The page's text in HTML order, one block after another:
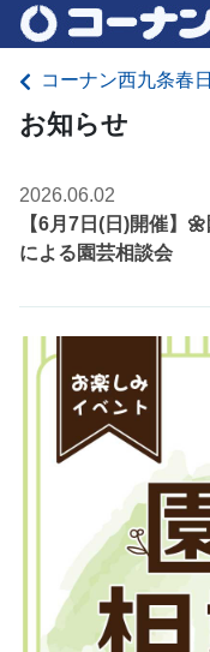
コーナン西九条春
お知らせ
2026.06.02
【6月7日(日)開催】
による園芸相談会